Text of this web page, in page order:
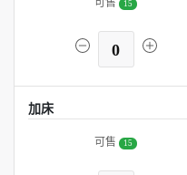
可售 15
0
加床
可售 15